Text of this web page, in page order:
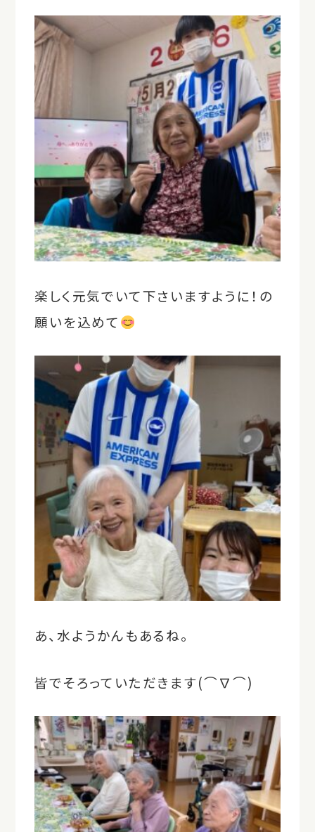
楽しく元気でいて下さいますように！の
願いを込めて
あ、水ようかんもあるね。
皆でそろっていただきます(⌒∇⌒)